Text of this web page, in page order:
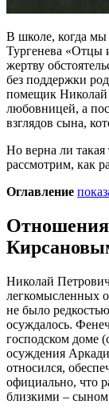
В школе, когда мы
Тургенева «Отцы
жертву
без поддержки
помещик Николай
любовницей, а
взглядов сына,
Но верна ли такая
рассмотрим, как
Оглавление
Николай
легкомысленных
не было
осуждалось.
господском доме
осуждения
относился,
официально, что
близкими –